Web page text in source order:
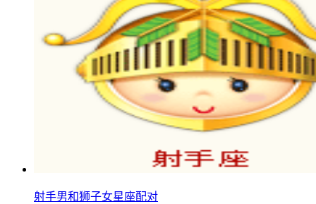
射手男和狮子女星座配对